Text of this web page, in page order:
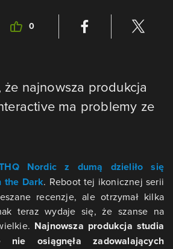
0
najnowsza produkcja
ma problemy ze
Nordic z dumą dzieliło się
the Dark. Reboot tej ikonicznej serii
recenzje, ale otrzymał kilka
teraz wydaje się, że szanse na
Najnowsza produkcja studia
nie osiągnęła zadowalających